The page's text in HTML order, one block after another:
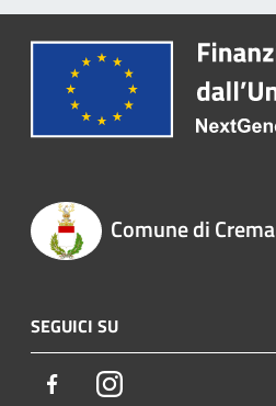
Comune di Crema
SEGUICI SU
FacebookInstagram